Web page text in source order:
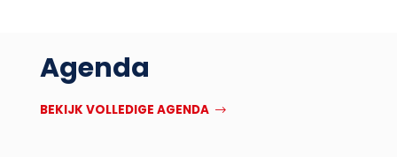
Agenda
BEKIJK VOLLEDIGE AGENDA